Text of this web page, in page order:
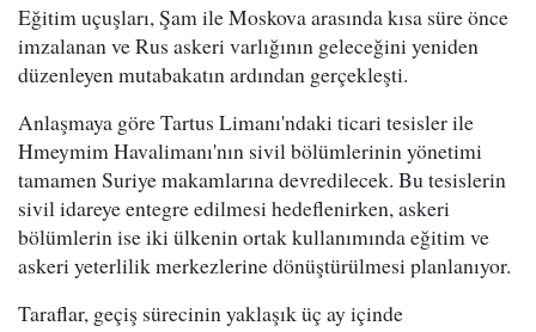
Eğitim uçuşları, Şam ile Moskova arasında kısa süre önce
imzalanan ve Rus askeri varlığının geleceğini yeniden
düzenleyen mutabakatın ardından gerçekleşti.
Anlaşmaya göre Tartus Limanı'ndaki ticari tesisler ile
Hmeymim Havalimanı'nın sivil bölümlerinin yönetimi
tamamen Suriye makamlarına devredilecek. Bu tesislerin
sivil idareye entegre edilmesi hedeflenirken, askeri
bölümlerin ise iki ülkenin ortak kullanımında eğitim ve
askeri yeterlilik merkezlerine dönüştürülmesi planlanıyor.
Taraflar, geçiş sürecinin yaklaşık üç ay içinde